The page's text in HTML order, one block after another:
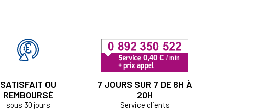
SATISFAIT OU
REMBOURSÉ
sous 30 jours
7 JOURS SUR 7 DE 8H À
20H
Service clients